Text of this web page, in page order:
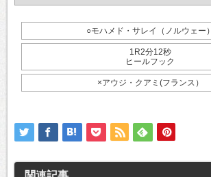
○モハメド・サレイ（ノルウェー）
1R2分12秒
ヒールフック
×アウジ・クアミ(フランス）